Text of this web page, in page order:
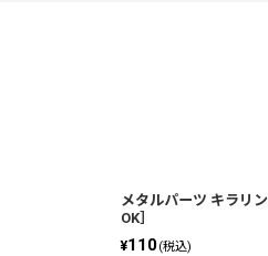
メタルパーツ キラリ
OK］
¥110(税込)